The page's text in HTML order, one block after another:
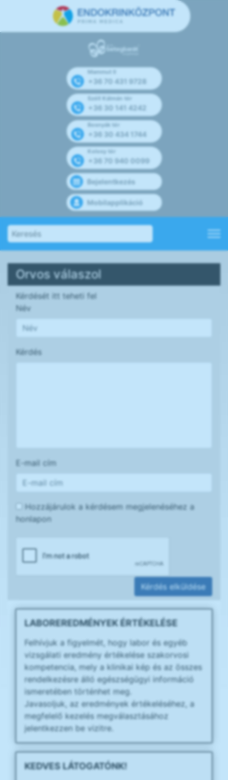
Mammut II
+36 70 431 9728
Széll Kálmán tér
+36 30 141 4242
Bosnyák tér
+36 30 434 1744
Kolosy tér
+36 70 940 0099
Bejelentkezés
Mobilapplikáció
Orvos válaszol
Kérdését itt teheti fel
Név
Kérdés
E-mail cím
Hozzájárulok a kérdésem megjelenéséhez a
honlapon
Kérdés elküldése
LABOREREDMÉNYEK ÉRTÉKELÉSE
Felhívjuk a figyelmét, hogy labor és egyéb
vizsgálati eredmény értékelése szakorvosi
kompetencia, mely a klinikai kép és az összes
rendelkezésre álló egészségügyi információ
ismeretében történhet meg.
Javasoljuk, az eredmények értékeléséhez, a
megfelelő kezelés megválasztásához
jelentkezzen be vizitre.
KEDVES LÁTOGATÓNK!